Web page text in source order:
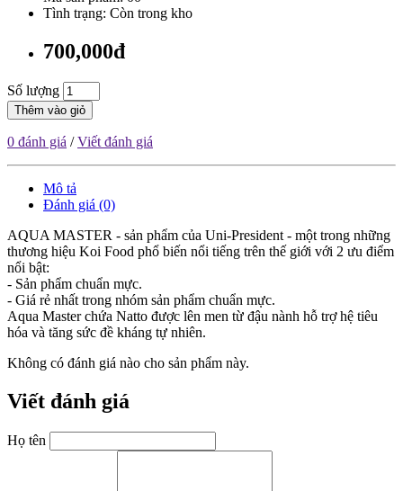
Tình trạng: Còn trong kho
700,000đ
Số lượng
Thêm vào giỏ
0 đánh giá /Viết đánh giá
Mô tả
Đánh giá (0)
AQUA MASTER - sản phẩm của Uni-President - một trong những
thương hiệu Koi Food phổ biến nổi tiếng trên thế giới với 2 ưu điểm
nổi bật:
- Sản phẩm chuẩn mực.
- Giá rẻ nhất trong nhóm sản phẩm chuẩn mực.
Aqua Master chứa Natto được lên men từ đậu nành hỗ trợ hệ tiêu
hóa và tăng sức đề kháng tự nhiên.
Không có đánh giá nào cho sản phẩm này.
Viết đánh giá
Họ tên